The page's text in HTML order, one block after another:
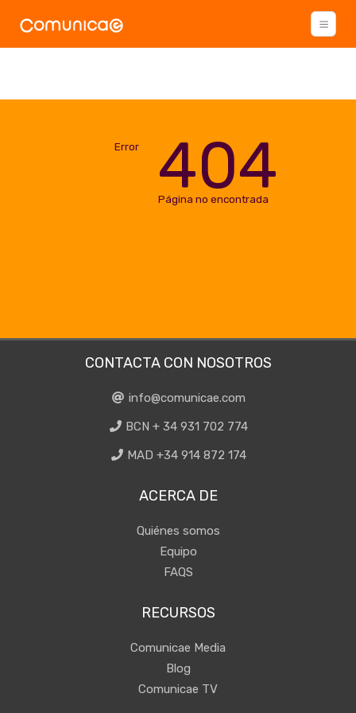
Error 404
Página no encontrada
CONTACTA CON NOSOTROS
info@comunicae.com
BCN + 34 931 702 774
MAD +34 914 872 174
ACERCA DE
Quiénes somos
Equipo
FAQS
RECURSOS
Comunicae Media
Blog
Comunicae TV